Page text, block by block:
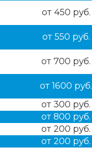
от 450 руб.
от 550 руб.
от 700 руб.
от 1600 руб.
от 300 руб.
от 800 руб.
от 200 руб.
от 200 руб.